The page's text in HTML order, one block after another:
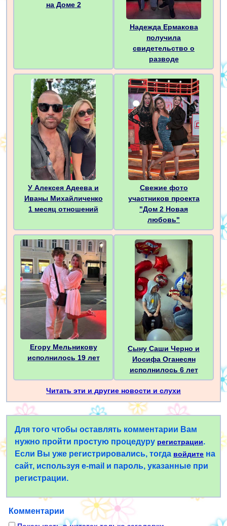
на Доме 2
Надежда Ермакова
получила
свидетельство о
разводе
У Алексея Адеева и
Иваны Михайличенко
1 месяц отношений
Свежие фото
участников проекта
"Дом 2 Новая
любовь"
Егору Мельникову
исполнилось 19 лет
Сыну Саши Чepнo и
Иосифа Оганесян
исполнилось 6 лет
Читать эти и другие новости и слухи
Для того чтобы оставлять комментарии Вам
нужно пройти простую процедуру регистрации.
Если Вы уже регистрировались, тогда войдите на
сайт, используя e-mail и пароль, указанные при
регистрации.
Комментарии